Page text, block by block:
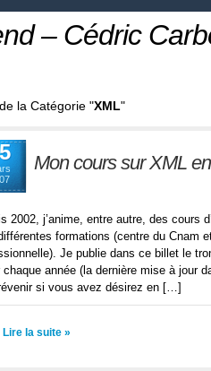
– Cédric
la Catégorie "XML"
Mon cours sur XML
2002, j’anime, entre autre, des cours
formations (centre du Cnam
Je publie dans ce billet le
chaque année (la dernière mise à jour
si vous avez désirez en […]
Lire la suite »